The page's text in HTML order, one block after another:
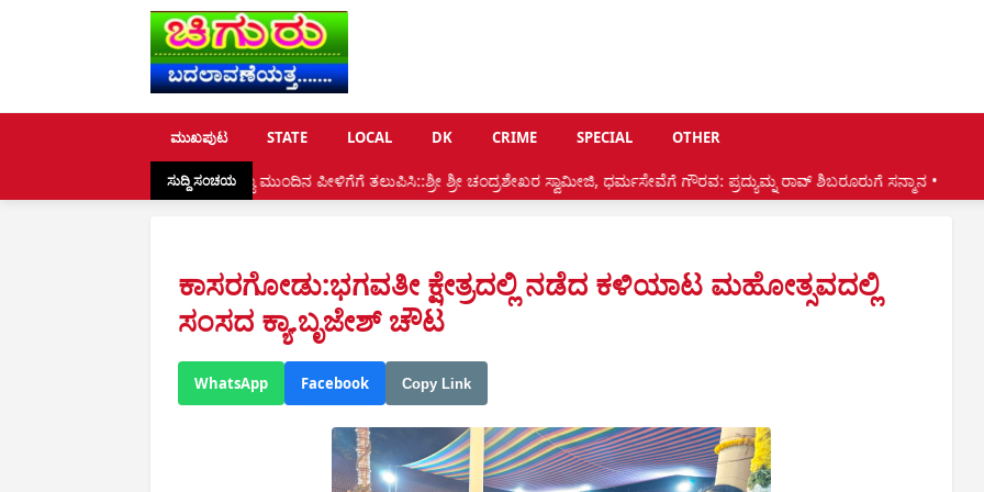
ಮುಖಪುಟ STATE LOCAL DK CRIME SPECIAL OTHER
ಸುದ್ದಿ ಸಂಚಯ
ಮೌಲ್ಯ ಮುಂದಿನ ಪೀಳಿಗೆಗೆ ತಲುಪಿಸಿ::ಶ್ರೀ ಶ್ರೀ ಚಂದ್ರಶೇಖರ ಸ್ವಾಮೀಜಿ, ಧರ್ಮಸೇವೆಗೆ ಗೌರವ: ಪ್ರದ್ಯುಮ್ನ ರಾವ್ ಶಿಬರೂರುಗೆ ಸನ್ಮಾನ • ಆ.8:ಕಟೀಲಿನಲ್ಲಿ
ಕಾಸರಗೋಡು:ಭಗವತೀ ಕ್ಷೇತ್ರದಲ್ಲಿ ನಡೆದ ಕಳಿಯಾಟ ಮಹೋತ್ಸವದಲ್ಲಿ
ಸಂಸದ ಕ್ಯಾ.ಬೃಜೇಶ್ ಚೌಟ
WhatsApp Facebook Copy Link